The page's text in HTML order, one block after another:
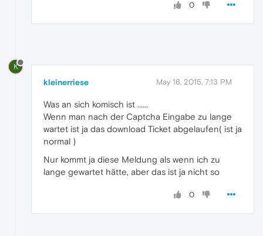
0
K
kleinerriese May 16, 2015, 7:13 PM
Was an sich komisch ist ......
Wenn man nach der Captcha Eingabe zu lange
wartet ist ja das download Ticket abgelaufen( ist ja
normal )
Nur kommt ja diese Meldung als wenn ich zu
lange gewartet hätte, aber das ist ja nicht so
0